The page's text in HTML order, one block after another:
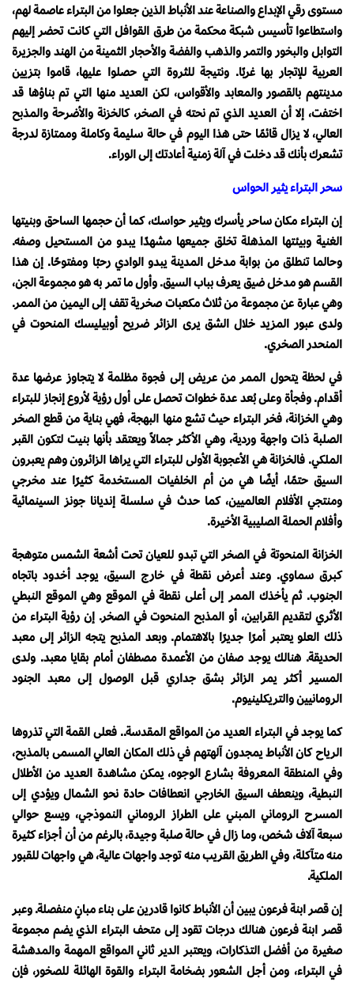
مستوى رقي الإبداع والصناعة عند الأنباط الذين جعلوا من البتراء عاصمة لهم،
واستطاعوا تأسيس شبكة محكمة من طرق القوافل التي كانت تحضر إليهم
التوابل والبخور والتمر والذهب والفضة والأحجار الثمينة من الهند والجزيرة
العربية للإتجار بها غربًا. ونتيجة للثروة التي حصلوا عليها، قاموا بتزيين
مدينتهم بالقصور والمعابد والأقواس، لكن العديد منها التي تم بناؤها قد
اختفت، إلا أن العديد الذي تم نحته في الصخر، كالخزنة والأضرحة والمذبح
العالي، لا يزال قائمًا حتى هذا اليوم في حالة سليمة وكاملة وممتازة لدرجة
تشعرك بأنك قد دخلت في آلة زمنية أعادتك إلى الوراء.
سحر البتراء يثير الحواس
إن البتراء مكان ساحر يأسرك ويثير حواسك، كما أن حجمها الساحق وبنيتها
الغنية وبيئتها المذهلة تخلق جميعها مشهدًا يبدو من المستحيل وصفه.
وحالما تنطلق من بوابة مدخل المدينة يبدو الوادي رحبًا ومفتوحًا. إن هذا
القسم هو مدخل ضيق يعرف بباب السيق. وأول ما تمر به هو مجموعة الجن،
وهي عبارة عن مجموعة من ثلاث مكعبات صخرية تقف إلى اليمين من الممر.
ولدى عبور المزيد خلال الشق يرى الزائر ضريح أوبيليسك المنحوت في
المنحدر الصخري.
في لحظة يتحول الممر من عريض إلى فجوة مظلمة لا يتجاوز عرضها عدة
أقدام. وفجأة وعلى بُعد عدة خطوات تحصل على أول رؤية لأروع إنجاز للبتراء
وهي الخزانة، فخر البتراء حيث تشع منها البهجة، فهي بناية من قطع الصخر
الصلبة ذات واجهة وردية، وهي الأكثر جمالاً ويعتقد بأنها بنيت لتكون القبر
الملكي. فالخزانة هي الأعجوبة الأولى للبتراء التي يراها الزائرون وهم يعبرون
السيق حتمًا، أيضًا هي من أم الخلفيات المستخدمة كثيرًا عند مخرجي
ومنتجي الأفلام العالميين، كما حدث في سلسلة إنديانا جونز السينمائية
وأفلام الحملة الصليبية الأخيرة.
الخزانة المنحوتة في الصخر التي تبدو للعيان تحت أشعة الشمس متوهجة
كبرق سماوي. وعند أعرض نقطة في خارج السيق، يوجد أخدود باتجاه
الجنوب. ثم يأخذك الممر إلى أعلى نقطة في الموقع وهي الموقع النبطي
الأثري لتقديم القرابين، أو المذبح المنحوت في الصخر. إن رؤية البتراء من
ذلك العلو يعتبر أمرًا جديرًا بالاهتمام. وبعد المذبح يتجه الزائر إلى معبد
الحديقة. هنالك يوجد صفان من الأعمدة مصطفان أمام بقايا معبد. ولدى
المسير أكثر يمر الزائر بشق جداري قبل الوصول إلى معبد الجنود
الرومانيين والتريكلينيوم.
كما يوجد في البتراء العديد من المواقع المقدسة.. فعلى القمة التي تذروها
الرياح كان الأنباط يمجدون آلهتهم في ذلك المكان العالي المسمى بالمذبح،
وفي المنطقة المعروفة بشارع الوجوه، يمكن مشاهدة العديد من الأطلال
النبطية، وينعطف السيق الخارجي انعطافات حادة نحو الشمال ويؤدي إلى
المسرح الروماني المبني على الطراز الروماني النموذجي، ويسع حوالي
سبعة آلاف شخص، وما زال في حالة صلبة وجيدة، بالرغم من أن أجزاء كثيرة
منه متآكلة، وفي الطريق القريب منه توجد واجهات عالية، هي واجهات للقبور
الملكية.
إن قصر ابنة فرعون يبين أن الأنباط كانوا قادرين على بناء مبانٍ منفصلة. وعبر
قصر ابنة فرعون هنالك درجات تقود إلى متحف البتراء الذي يضم مجموعة
صغيرة من أفضل التذكارات، ويعتبر الدير ثاني المواقع المهمة والمدهشة
في البتراء، ومن أجل الشعور بضخامة البتراء والقوة الهائلة للصخور، فإن